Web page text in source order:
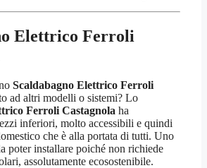
Elettrico Ferroli
Scaldabagno Elettrico Ferroli
ad altri modelli o sistemi? Lo
Ferroli Castagnola ha
inferiori, molto accessibili e quindi
che è alla portata di tutti. Uno
poter installare poiché non richiede
assolutamente ecosostenibile.